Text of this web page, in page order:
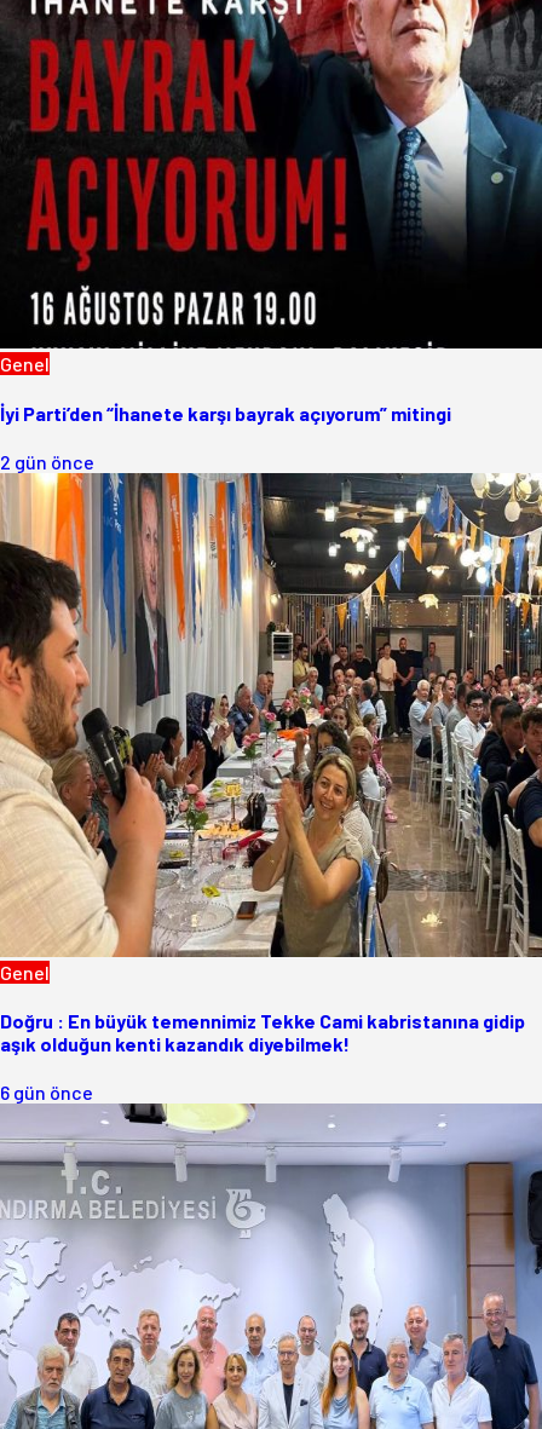
Genel
İyi Parti’den “İhanete karşı bayrak açıyorum” mitingi
2 gün önce
Genel
Doğru : En büyük temennimiz Tekke Cami kabristanına gidip
aşık olduğun kenti kazandık diyebilmek!
6 gün önce